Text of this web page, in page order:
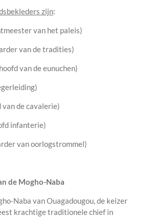
zijn:
van het paleis)
van de tradities)
van de eunuchen)
van de cavalerie)
infanterie)
van oorlogstrommel)
de Mogho-Naba
Naba van Ouagadougou, de keizer
krachtige traditionele chief in